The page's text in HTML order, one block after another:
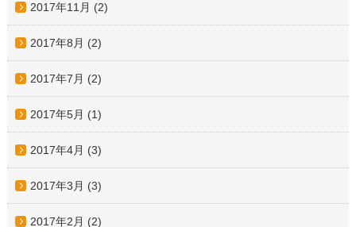
2017年11月 (2)
2017年8月 (2)
2017年7月 (2)
2017年5月 (1)
2017年4月 (3)
2017年3月 (3)
2017年2月 (2)